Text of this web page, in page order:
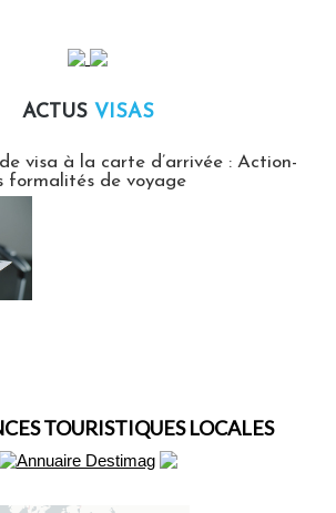
ACTUS VISAS
visa à la carte d’arrivée : Action-
formalités de voyage
TOURISTIQUES LOCALES